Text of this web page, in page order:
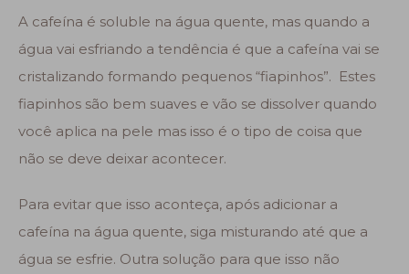
A cafeína é soluble na água quente, mas quando a
água vai esfriando a tendência é que a cafeína vai se
cristalizando formando pequenos “fiapinhos”. Estes
fiapinhos são bem suaves e vão se dissolver quando
você aplica na pele mas isso é o tipo de coisa que
não se deve deixar acontecer.
Para evitar que isso aconteça, após adicionar a
cafeína na água quente, siga misturando até que a
água se esfrie. Outra solução para que isso não